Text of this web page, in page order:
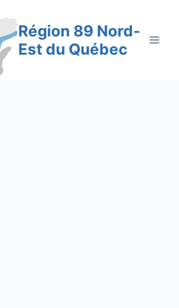
Région 89 Nord-
Est du Québec